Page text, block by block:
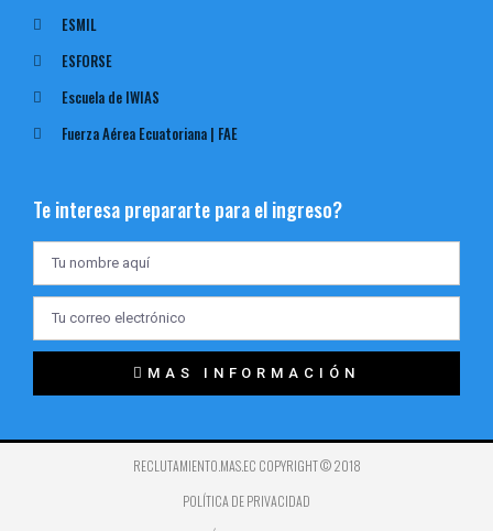
ESMIL
ESFORSE
Escuela de IWIAS
Fuerza Aérea Ecuatoriana | FAE
Te interesa prepararte para el ingreso?
MAS INFORMACIÓN
RECLUTAMIENTO.MAS.EC COPYRIGHT © 2018
POLÍTICA DE PRIVACIDAD